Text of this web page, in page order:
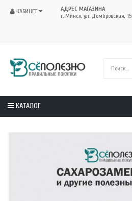
КАБИНЕТ
АДРЕС МАГАЗИНА
г. Минск, ул. Домбровская, 15
КАТАЛОГ